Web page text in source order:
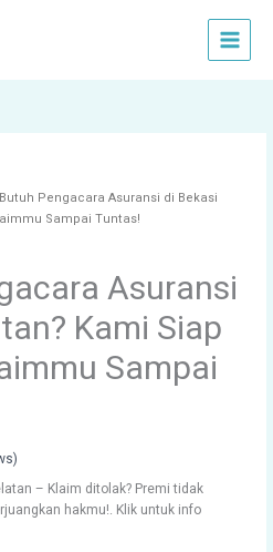
Pengacara Asuransi di Bekasi
Sampai Tuntas!
Asuransi
Kami Siap
Sampai
– Klaim ditolak? Premi tidak
hakmu!. Klik untuk info